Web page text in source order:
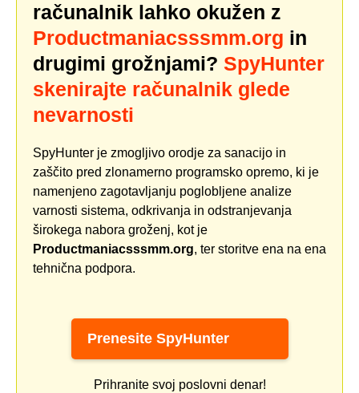
računalnik lahko okužen z
Productmaniacsssmm.org in
drugimi grožnjami? SpyHunter
skenirajte računalnik glede
nevarnosti
SpyHunter je zmogljivo orodje za sanacijo in
zaščito pred zlonamerno programsko opremo, ki je
namenjeno zagotavljanju poglobljene analize
varnosti sistema, odkrivanja in odstranjevanja
širokega nabora groženj, kot je
Productmaniacsssmm.org, ter storitve ena na ena
tehnična podpora.
Prenesite SpyHunter
Prihranite svoj poslovni denar!